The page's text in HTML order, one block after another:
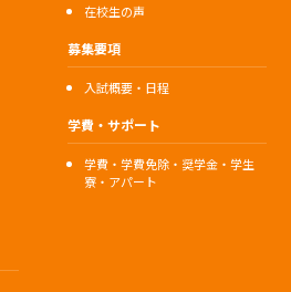
在校生の声
募集要項
入試概要・日程
学費・サポート
学費・学費免除・奨学金・学生
寮・アパート